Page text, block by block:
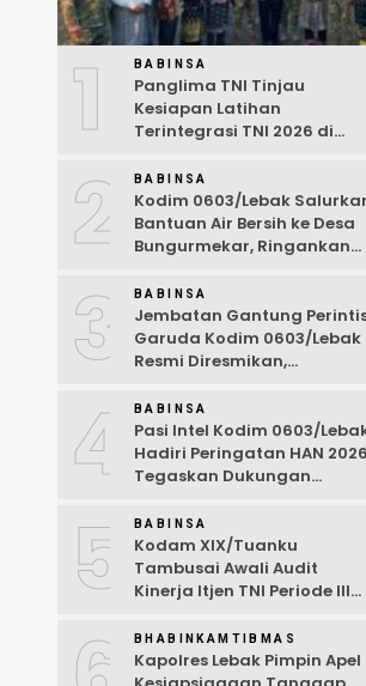
1 BABINSA
Panglima TNI Tinjau
Kesiapan Latihan
Terintegrasi TNI 2026 di
2 BABINSA
Kodim 0603/Lebak
Bantuan Air Bersih ke Desa
Bungurmekar, Ringankan
Kemarau
3 BABINSA
Jembatan Gantung
Garuda Kodim 0603/Lebak
Resmi Diresmikan,
Desa Wanasalam
4 BABINSA
Pasi Intel Kodim 0603/
Hadiri Peringatan HAN
Tegaskan Dukungan
Ramah Anak
5 BABINSA
Kodam XIX/Tuanku
Tambusai Awali Audit
Kinerja Itjen TNI Periode III
BHABINKAMTIBMAS
Kapolres Lebak Pimpin Apel